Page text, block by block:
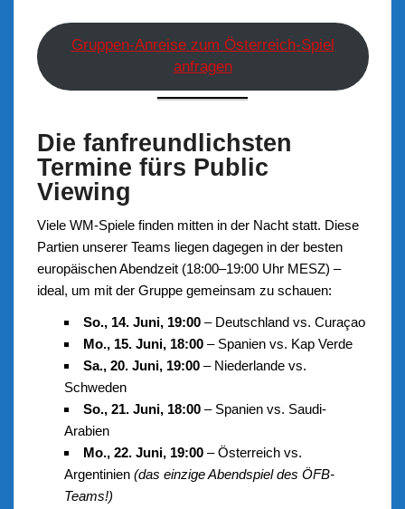
Gruppen-Anreise zum Österreich-Spiel
anfragen
Die fanfreundlichsten
Termine fürs Public
Viewing
Viele WM-Spiele finden mitten in der Nacht statt. Diese
Partien unserer Teams liegen dagegen in der besten
europäischen Abendzeit (18:00–19:00 Uhr MESZ) –
ideal, um mit der Gruppe gemeinsam zu schauen:
So., 14. Juni, 19:00 – Deutschland vs. Curaçao
Mo., 15. Juni, 18:00 – Spanien vs. Kap Verde
Sa., 20. Juni, 19:00 – Niederlande vs.
Schweden
So., 21. Juni, 18:00 – Spanien vs. Saudi-
Arabien
Mo., 22. Juni, 19:00 – Österreich vs.
Argentinien (das einzige Abendspiel des ÖFB-
Teams!)